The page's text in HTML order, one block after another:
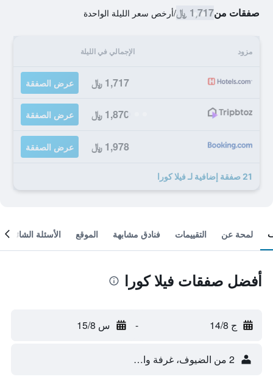
صفقات من1,717 ﷼ /أرخص سعر الليلة الواحدة
مزود الإجمالي في الليلة
1,717 ﷼ عرض الصفقة
1,870 ﷼ عرض الصفقة
1,978 ﷼ عرض الصفقة
21 صفقة إضافية لـ فيلا كورا
لمحة عن التقييمات فنادق مشابهة الموقع الأسئلة الشائعة
أفضل صفقات فيلا كورا
ج 14/8 - س 15/8
2 من الضيوف، غرفة واحدة